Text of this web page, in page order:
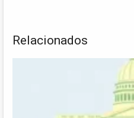
Relacionados